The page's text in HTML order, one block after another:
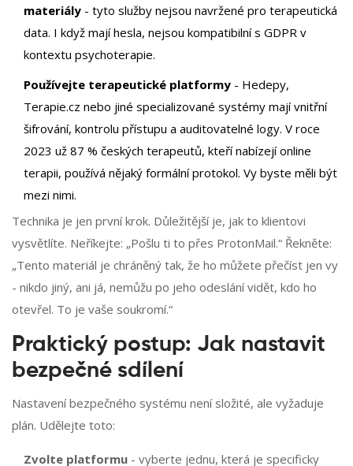
materiály - tyto služby nejsou navržené pro terapeutická
data. I když mají hesla, nejsou kompatibilní s GDPR v
kontextu psychoterapie.
Používejte terapeutické platformy - Hedepy,
Terapie.cz nebo jiné specializované systémy mají vnitřní
šifrování, kontrolu přístupu a auditovatelné logy. V roce
2023 už 87 % českých terapeutů, kteří nabízejí online
terapii, používá nějaký formální protokol. Vy byste měli být
mezi nimi.
Technika je jen první krok. Důležitější je, jak to klientovi
vysvětlíte. Neříkejte: „Pošlu ti to přes ProtonMail.“ Řekněte:
„Tento materiál je chráněný tak, že ho můžete přečíst jen vy
- nikdo jiný, ani já, nemůžu po jeho odeslání vidět, kdo ho
otevřel. To je vaše soukromí.“
Praktický postup: Jak nastavit
bezpečné sdílení
Nastavení bezpečného systému není složité, ale vyžaduje
plán. Udělejte toto:
Zvolte platformu - vyberte jednu, která je specificky